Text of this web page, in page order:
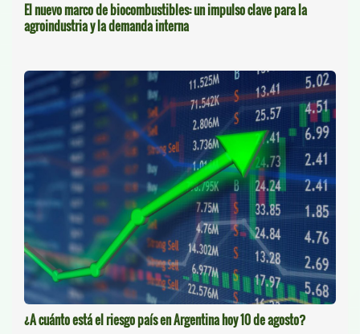
El nuevo marco de biocombustibles: un impulso clave para la
agroindustria y la demanda interna
¿A cuánto está el riesgo país en Argentina hoy 10 de agosto?